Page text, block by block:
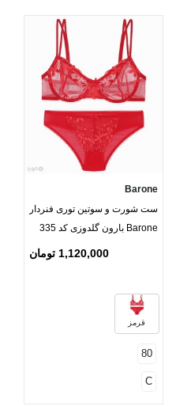
مشکی
Barone
ست شورت و سوتین توری فنردار
Barone بارون گلدوزی کد 335
1,120,000 تومان
قرمز
80
C